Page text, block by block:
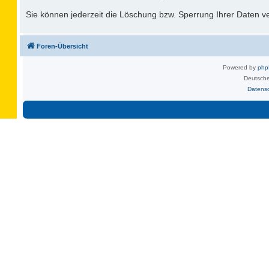
Sie können jederzeit die Löschung bzw. Sperrung Ihrer Daten
Foren-Übersicht
Powered by